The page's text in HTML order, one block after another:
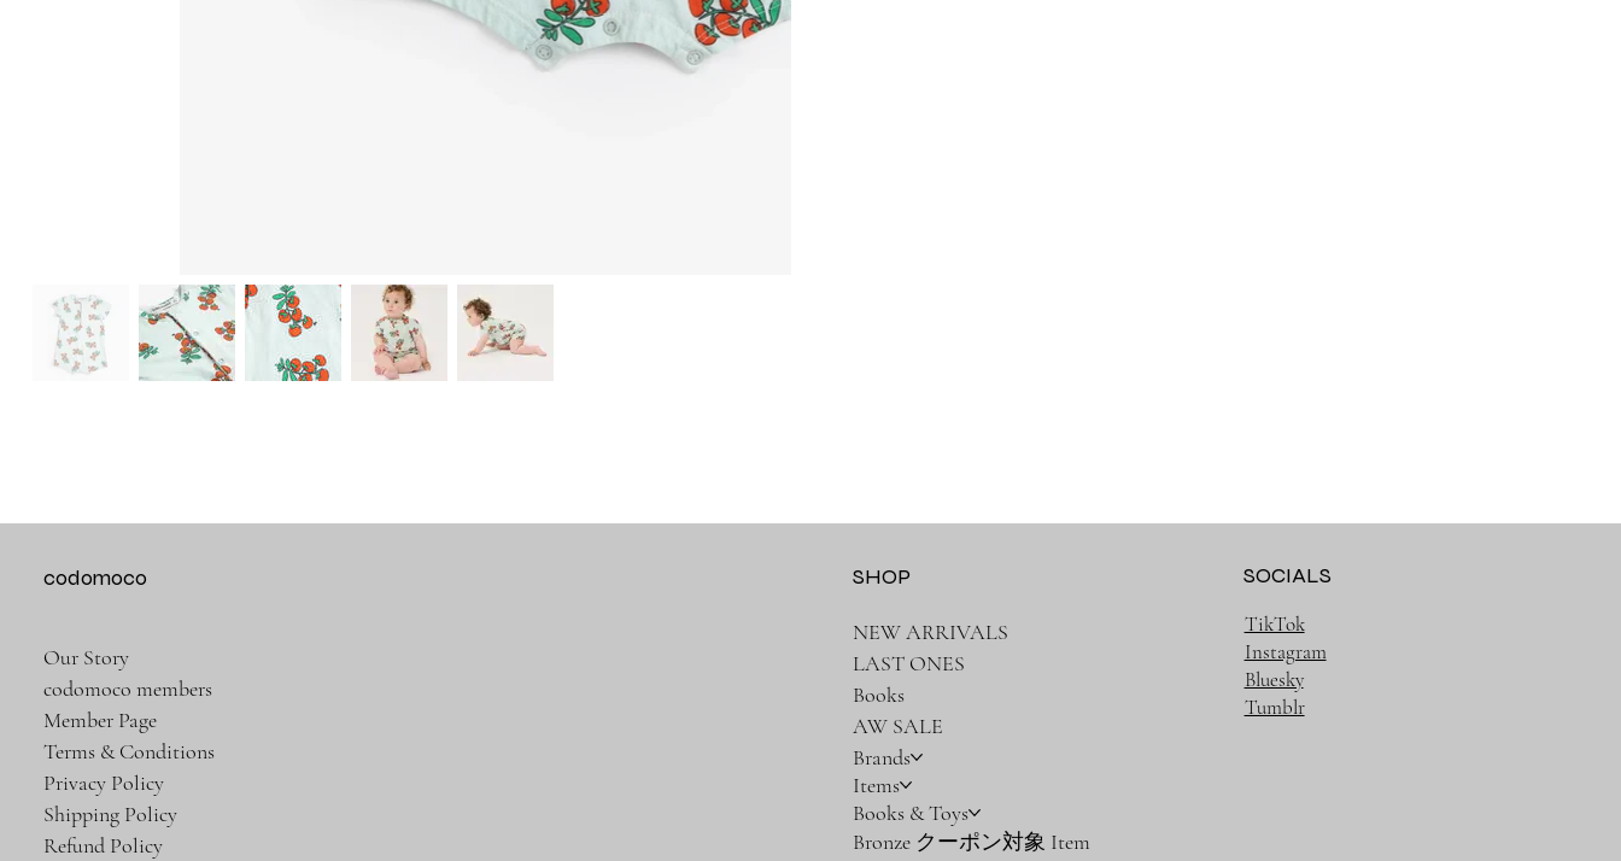
codomoco
Our Story
codomoco members
Member Page
Terms & Conditions
Privacy Policy
Shipping Policy
Refund Policy
SHOP
NEW ARRIVALS
LAST ONES
Books
AW SALE
Brands
Items
Books & Toys
Bronze クーポン対象 Item
SOCIALS
TikTok
Instagram
Bluesky
Tumblr